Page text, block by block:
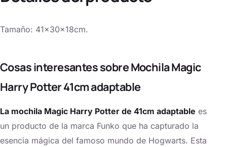
Tamaño: 41x30x18cm.
Cosas interesantes sobre Mochila Magic
Harry Potter 41cm adaptable
La mochila Magic Harry Potter de 41cm adaptable es
un producto de la marca Funko que ha capturado la
esencia mágica del famoso mundo de Hogwarts. Esta